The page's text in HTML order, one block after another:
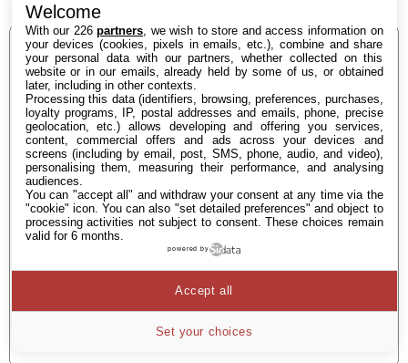
Welcome
With our 226partners , we wish to store and access information on
your devices (cookies, pixels in emails, etc.), combine and share
your personal data with our partners, whether collected on this
website or in our emails, already held by some of us, or obtained
later, including in other contexts.
Processing this data (identifiers, browsing, preferences, purchases,
loyalty programs, IP, postal addresses and emails, phone, precise
geolocation, etc.) allows developing and offering you services,
content, commercial offers and ads across your devices and
screens (including by email, post, SMS, phone, audio, and video),
personalising them, measuring their performance, and analysing
audiences.
You can "accept all" and withdraw your consent at any time via the
"cookie" icon. You can also "set detailed preferences" and object to
processing activities not subject to consent. These choices remain
valid for 6 months.
powered by
Set your choices
Accept all